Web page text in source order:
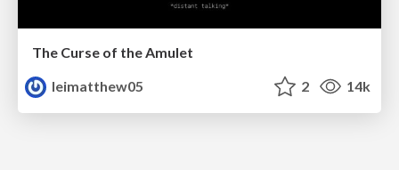
The Curse of the Amulet
leimatthew05
2 14k